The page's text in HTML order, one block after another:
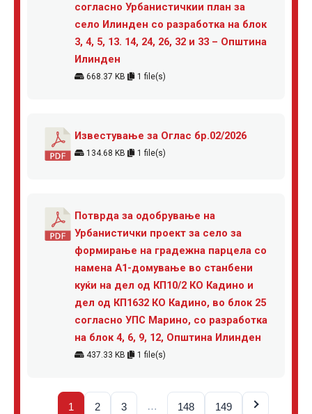
согласно Урбанистичкии план за
село Илинден со разработка на блок
3, 4, 5, 13. 14, 24, 26, 32 и 33 – Општина
Илинден
668.37 KB 1 file(s)
Известување за Оглас бр.02/2026
134.68 KB 1 file(s)
Потврда за одобрување на
Урбанистички проект за село за
формирање на градежна парцела со
намена А1-домување во станбени
куќи на дел од КП10/2 КО Кадино и
дел од КП1632 КО Кадино, во блок 25
согласно УПС Марино, со разработка
на блок 4, 6, 9, 12, Општина Илинден
437.33 KB 1 file(s)
1 2 3 … 148 149